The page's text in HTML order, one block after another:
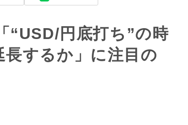
円底打ち”の時
長するか」に注目の